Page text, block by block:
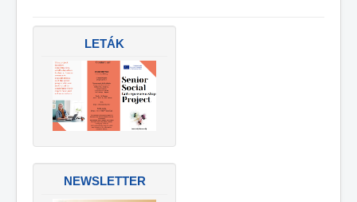
navigáciu
DOMOV
PARTNERSVÁ
KONTAKT
LETÁK
NEWSLETTER